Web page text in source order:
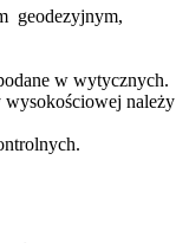
geodezyjnym,
w wytycznych.
wysokościowej należy